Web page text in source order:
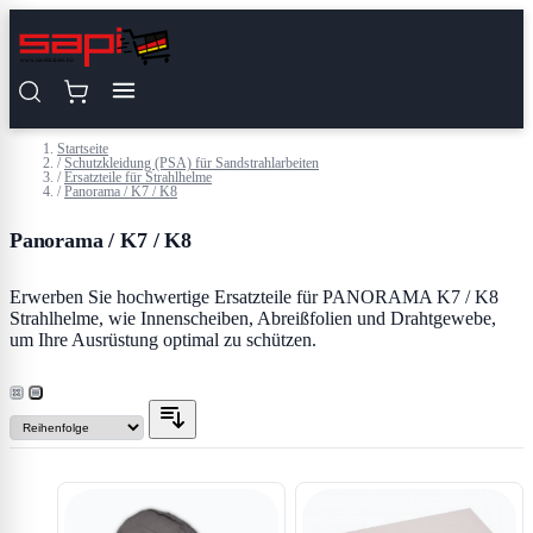
Startseite
/ Schutzkleidung (PSA) für Sandstrahlarbeiten
/ Ersatzteile für Strahlhelme
/ Panorama / K7 / K8
Panorama / K7 / K8
Erwerben Sie hochwertige Ersatzteile für PANORAMA K7 / K8
Strahlhelme, wie Innenscheiben, Abreißfolien und Drahtgewebe,
um Ihre Ausrüstung optimal zu schützen.